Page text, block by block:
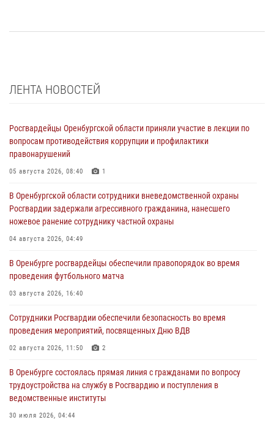
ЛЕНТА НОВОСТЕЙ
Росгвардейцы Оренбургской области приняли участие в лекции по
вопросам противодействия коррупции и профилактики
правонарушений
05 августа 2026, 08:40 1
В Оренбургской области сотрудники вневедомственной охраны
Росгвардии задержали агрессивного гражданина, нанесшего
ножевое ранение сотруднику частной охраны
04 августа 2026, 04:49
В Оренбурге росгвардейцы обеспечили правопорядок во время
проведения футбольного матча
03 августа 2026, 16:40
Сотрудники Росгвардии обеспечили безопасность во время
проведения мероприятий, посвященных Дню ВДВ
02 августа 2026, 11:50 2
В Оренбурге состоялась прямая линия с гражданами по вопросу
трудоустройства на службу в Росгвардию и поступления в
ведомственные институты
30 июля 2026, 04:44